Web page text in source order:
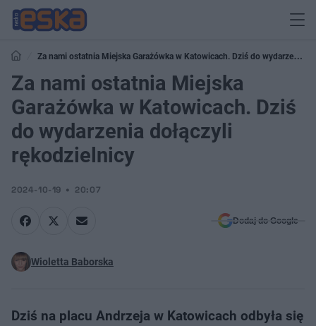
Za nami ostatnia Miejska Garażówka w Katowicach. Dziś do wydarzenia
dołączyli rękodzielnicy
Za nami ostatnia Miejska
Garażówka w Katowicach. Dziś
do wydarzenia dołączyli
rękodzielnicy
2024-10-19 20:07
Dodaj do Google
Wioletta Baborska
Dziś na placu Andrzeja w Katowicach odbyła się